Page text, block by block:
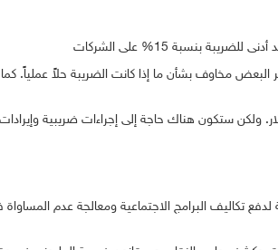
مخاوف بشأن ما إذا كانت الضريبة حلاً عملياً.
مجلس النواب، نانسي بيلوسي، إن خطة ضريبة المليارديرات قد تدر عائدات تصل إلى 250 مليار دولار. ولكن
تكاليف البرامج الاجتماعية ومعالجة عدم